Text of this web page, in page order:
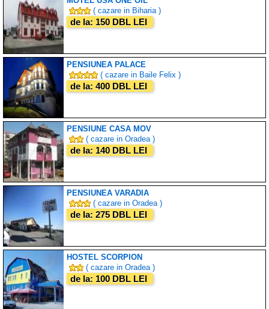
( cazare in Biharia )
de la: 150 DBL LEI
PENSIUNEA PALACE
( cazare in Baile Felix )
de la: 400 DBL LEI
PENSIUNE CASA MOV
( cazare in Oradea )
de la: 140 DBL LEI
PENSIUNEA VARADIA
( cazare in Oradea )
de la: 275 DBL LEI
HOSTEL SCORPION
( cazare in Oradea )
de la: 100 DBL LEI